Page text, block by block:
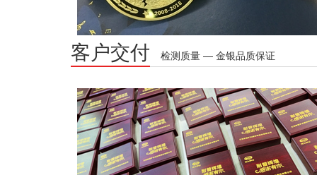
客户交付 检测质量 — 金银品质保证